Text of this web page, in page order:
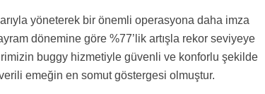
yöneterek bir önemli operasyona daha imza
dönemine göre %77’lik artışla rekor seviyeye
buggy hizmetiyle güvenli ve konforlu şekilde
emeğin en somut göstergesi olmuştur.